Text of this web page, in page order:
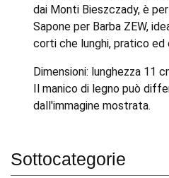
dai Monti Bieszczady, è
Sapone per Barba ZEW,
corti che lunghi, pratico ed
Dimensioni: lunghezza 11
Il manico di legno può
dall'immagine mostrata.
Sottocategorie